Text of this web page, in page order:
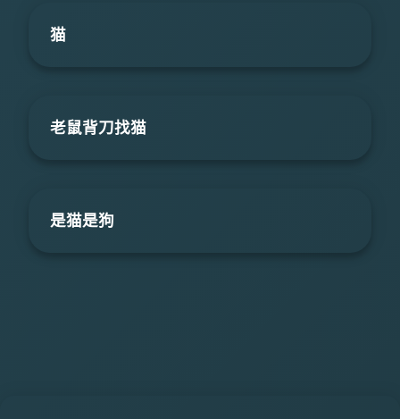
猫
老鼠背刀找猫
是猫是狗